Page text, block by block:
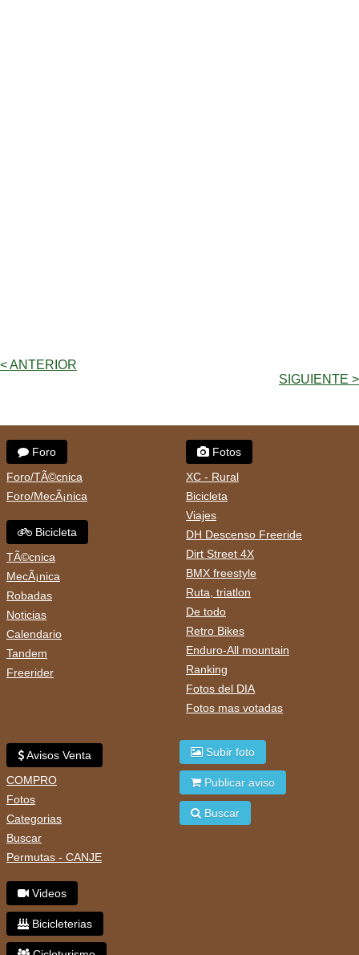
< ANTERIOR
SIGUIENTE >
Foro
Foro/TÃ©cnica
Foro/MecÃ¡nica
Bicicleta
TÃ©cnica
MecÃ¡nica
Robadas
Noticias
Calendario
Tandem
Freerider
Fotos
XC - Rural
Bicicleta
Viajes
DH Descenso Freeride
Dirt Street 4X
BMX freestyle
Ruta, triatlon
De todo
Retro Bikes
Enduro-All mountain
Ranking
Fotos del DIA
Fotos mas votadas
Avisos Venta
COMPRO
Fotos
Categorias
Buscar
Permutas - CANJE
Videos
Bicicleterias
Subir foto
Publicar aviso
Buscar